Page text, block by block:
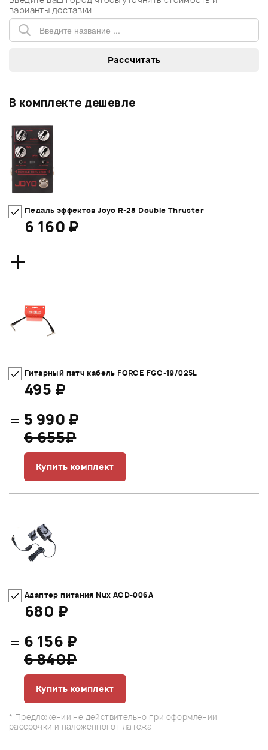
варианты доставки
В комплекте дешевле
Педаль эффектов Joyo R-28 Double Thruster
6 160 ₽
+
Гитарный патч кабель FORCE FGC-19/025L
495 ₽
= 5 990 ₽
6 655₽
Купить комплект
Адаптер питания Nux ACD-006A
680 ₽
= 6 156 ₽
6 840₽
Купить комплект
* Предложении не действительно при оформлении
рассрочки и наложенного платежа